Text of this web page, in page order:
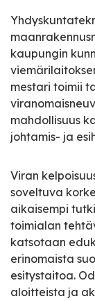
kaupungin
mestari toimii
mahdollisuus
johtamis- ja
Viran
soveltuva
aikaisempi
toimialan
katsotaan
erinomaista
esitystaitoa.
aloitteista ja